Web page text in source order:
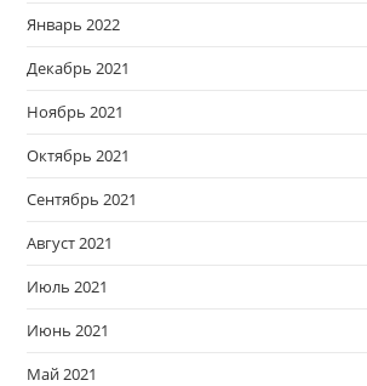
Январь 2022
Декабрь 2021
Ноябрь 2021
Октябрь 2021
Сентябрь 2021
Август 2021
Июль 2021
Июнь 2021
Май 2021